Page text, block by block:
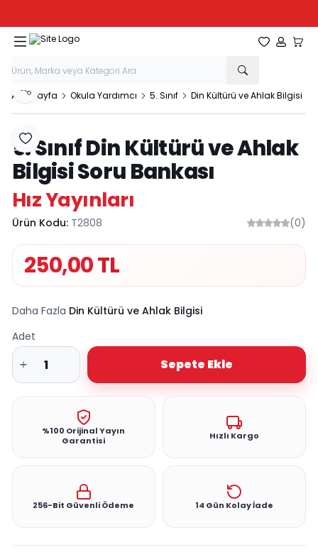
Favorilerim
Hesabım
Ana Sayfa Okula Yardımcı 5. Sınıf Din Kültürü ve Ahlak Bilgisi
Favoriye Ekle
Paylaş
5. Sınıf Din Kültürü ve Ahlak
Bilgisi Soru Bankası
Hız Yayınları
Ürün Kodu: T2808 (0)
250,00TL
Daha Fazla Din Kültürü ve Ahlak Bilgisi
Adet
Sepete Ekle
%100 Orijinal Yayın
Garantisi
Hızlı Kargo
256-Bit Güvenli Ödeme 14 Gün Kolay İade